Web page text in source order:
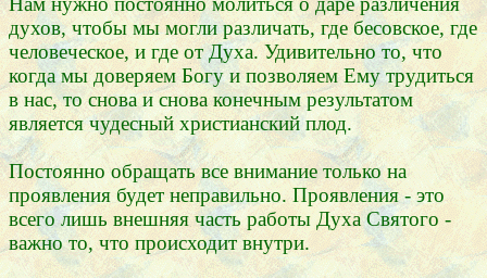
духов, чтобы мы могли различать, где бесовское, где
человеческое, и где от Духа. Удивительно то, что
когда мы доверяем Богу и позволяем Ему трудиться
в нас, то снова и снова конечным результатом
является чудесный христианский плод.
Постоянно обращать все внимание только на
проявления будет неправильно. Проявления - это
всего лишь внешняя часть работы Духа Святого -
важно то, что происходит внутри.